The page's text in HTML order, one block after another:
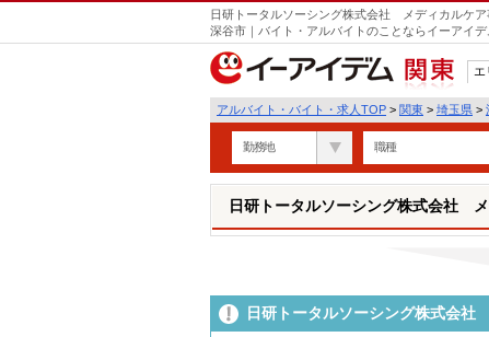
日研トータルソーシング株式会社 メディカルケ
深谷市｜バイト・アルバイトのことならイーアイデ
関東
エ
アルバイト・バイト・求人TOP > 関東 > 埼玉県 >
勤務地 職種
日研トータルソーシング株式会社
日研トータルソーシング株式会